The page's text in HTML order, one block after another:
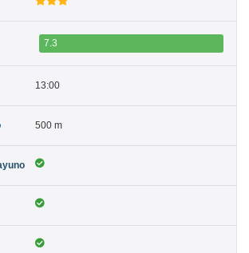
7.3
13:00
500 m